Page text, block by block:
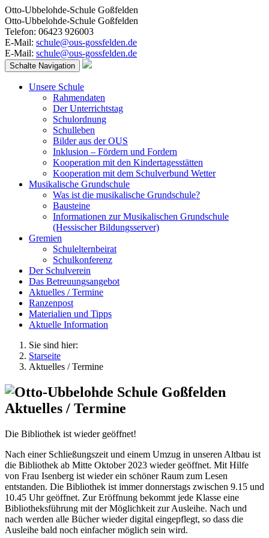
Otto-Ubbelohde-Schule Goßfelden
Otto-Ubbelohde-Schule Goßfelden
Telefon: 06423 926003
E-Mail: schule@ous-gossfelden.de
E-Mail: schule@ous-gossfelden.de
Schalte Navigation
Unsere Schule
Rahmendaten
Der Unterrichtstag
Schulordnung
Schulleben
Bilder aus der OUS
Inklusion – Fördern und Fordern
Kooperation mit den Kindertagesstätten
Kooperation mit dem Schulverbund Wetter
Musikalische Grundschule
Was ist die musikalische Grundschule?
Bausteine
Informationen zur Musikalischen Grundschule
(Hessischer Bildungsserver)
Gremien
Schulelternbeirat
Schulkonferenz
Der Schulverein
Das Betreuungsangebot
Aktuelles / Termine
Ranzenpost
Materialien und Tipps
Aktuelle Information
Sie sind hier:
Starseite
Aktuelles / Termine
Aktuelles / Termine
Die Bibliothek ist wieder geöffnet!
Nach einer Schließungszeit und einem Umzug in unseren Altbau ist
die Bibliothek ab Mitte Oktober 2023 wieder geöffnet. Mit Hilfe
von Frau Isenberg ist wieder ein schöner Raum zum Lesen
entstanden. Die Bibliothek ist immer donnerstags zwischen 9.15 und
10.45 Uhr geöffnet. Zur Eröffnung bekommt jede Klasse eine
Bibliotheksführung mit der Möglichkeit zur Ausleihe. Nach und
nach werden alle Bücher wieder digital eingepflegt, so dass die
Ausleihe bald noch einfacher möglich sein wird.